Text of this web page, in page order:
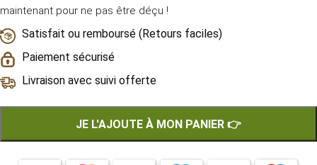
maintenant pour ne pas être déçu !
Satisfait ou remboursé (Retours faciles)
Paiement sécurisé
Livraison avec suivi offerte
JE L'AJOUTE À MON PANIER 👉